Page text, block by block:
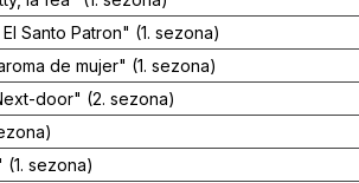
Santo Patron" (1. sezona)
de mujer" (1. sezona)
door" (2. sezona)
(1. sezona)